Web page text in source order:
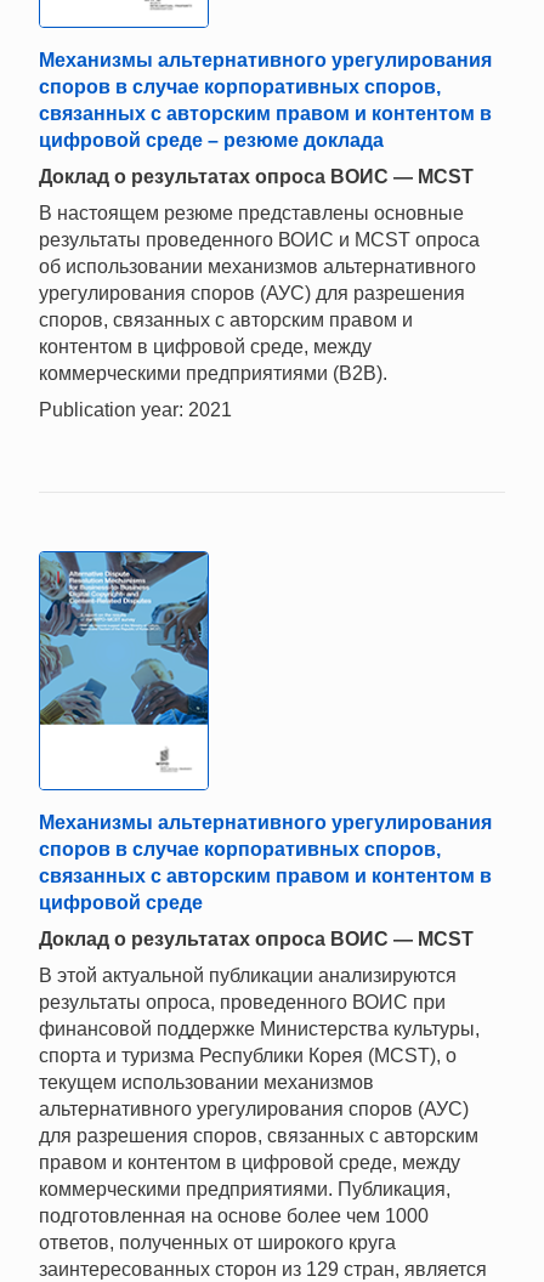
Механизмы альтернативного урегулирования
споров в случае корпоративных споров,
связанных с авторским правом и контентом в
цифровой среде – резюме доклада
Доклад о результатах опроса ВОИС — MCST
В настоящем резюме представлены основные
результаты проведенного ВОИС и MCST опроса
об использовании механизмов альтернативного
урегулирования споров (АУС) для разрешения
споров, связанных с авторским правом и
контентом в цифровой среде, между
коммерческими предприятиями (B2B).
Publication year: 2021
Механизмы альтернативного урегулирования
споров в случае корпоративных споров,
связанных с авторским правом и контентом в
цифровой среде
Доклад о результатах опроса ВОИС — MCST
В этой актуальной публикации анализируются
результаты опроса, проведенного ВОИС при
финансовой поддержке Министерства культуры,
спорта и туризма Республики Корея (MCST), о
текущем использовании механизмов
альтернативного урегулирования споров (АУС)
для разрешения споров, связанных с авторским
правом и контентом в цифровой среде, между
коммерческими предприятиями. Публикация,
подготовленная на основе более чем 1000
ответов, полученных от широкого круга
заинтересованных сторон из 129 стран, является